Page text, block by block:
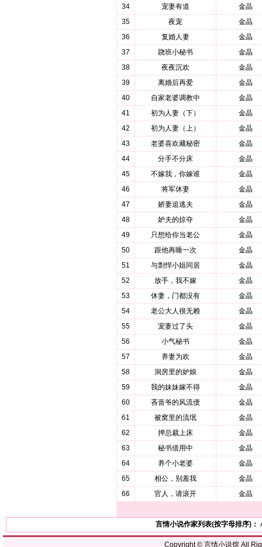
34
宠妻有道
金晶
35
夜宠
金晶
36
复婚人妻
金晶
37
跷班小秘书
金晶
38
夜夜沉欢
金晶
39
离婚后再爱
金晶
40
自家老婆调教中
金晶
41
初为人妻（下）
金晶
42
初为人妻（上）
金晶
43
老婆喜欢藏秘密
金晶
44
分手不分床
金晶
45
不嫁我，你嫁谁
金晶
46
将军休妻
金晶
47
娇妻追逃夫
金晶
48
妒夫的掠夺
金晶
49
只想给你当老公
金晶
50
跟他再睡一次
金晶
51
与剽悍小姐同居
金晶
52
放手，我不嫁
金晶
53
休妻，门都没有
金晶
54
老公大人很无赖
金晶
55
宠妻过了头
金晶
56
小气秘书
金晶
57
养妻为欢
金晶
58
洞房里的妒娘
金晶
59
我的妹妹嫁不得
金晶
60
吝啬爷的风流债
金晶
61
被窝里的流氓
金晶
62
押总裁上床
金晶
63
秘书借用中
金晶
64
养个小老婆
金晶
65
相公，别羞我
金晶
66
官人，请滚开 金晶
言情小说作家列表(按字母排序)：
Copyright © 言情小说馆All